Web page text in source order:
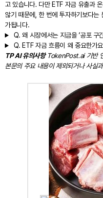
고 있습니다. 다만 ETF 자금 유출과
않기 때문에, 한 번에 투자하기보다는
가됩니다.
Q. 왜 시장에서는 지금을 ‘공포 구
Q. ETF 자금 흐름이 왜 중요한가
TP AI 유의사항TokenPost.ai 기반
본문의 주요 내용이 제외되거나 사실